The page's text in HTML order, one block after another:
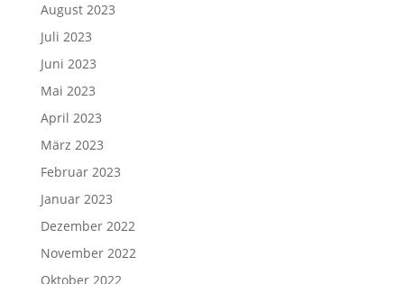
August 2023
Juli 2023
Juni 2023
Mai 2023
April 2023
März 2023
Februar 2023
Januar 2023
Dezember 2022
November 2022
Oktober 2022